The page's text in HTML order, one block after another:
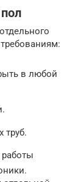
в любой
труб.